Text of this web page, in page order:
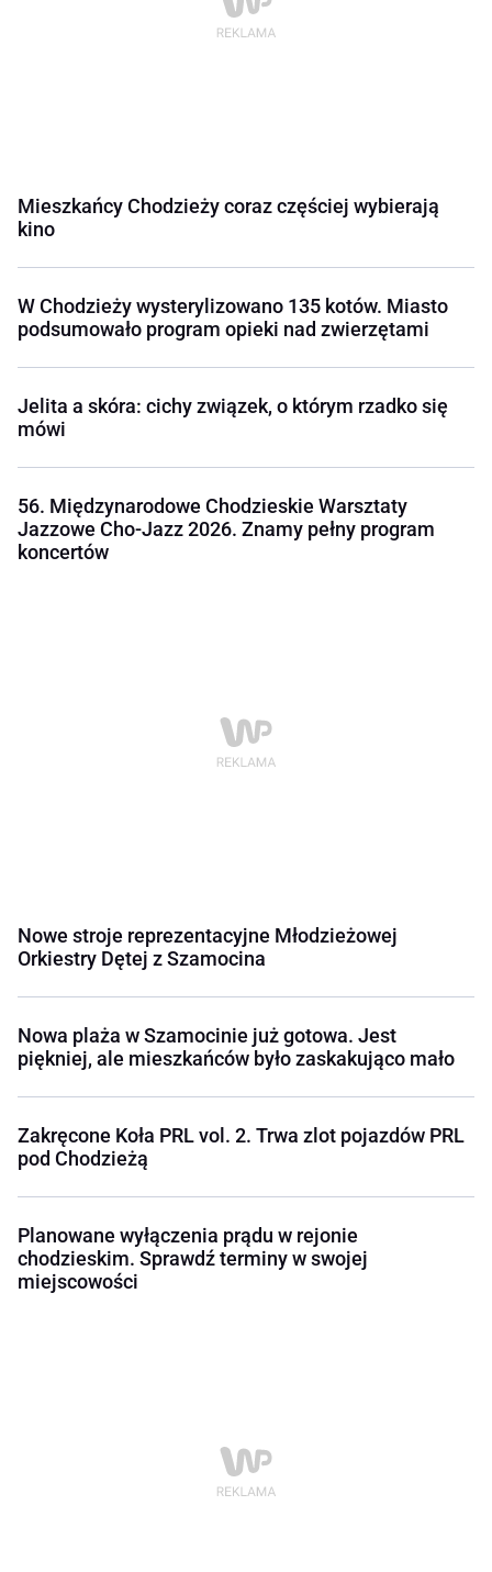
Mieszkańcy Chodzieży coraz częściej wybierają
kino
W Chodzieży wysterylizowano 135 kotów. Miasto
podsumowało program opieki nad zwierzętami
Jelita a skóra: cichy związek, o którym rzadko się
mówi
56. Międzynarodowe Chodzieskie Warsztaty
Jazzowe Cho-Jazz 2026. Znamy pełny program
koncertów
Nowe stroje reprezentacyjne Młodzieżowej
Orkiestry Dętej z Szamocina
Nowa plaża w Szamocinie już gotowa. Jest
piękniej, ale mieszkańców było zaskakująco mało
Zakręcone Koła PRL vol. 2. Trwa zlot pojazdów PRL
pod Chodzieżą
Planowane wyłączenia prądu w rejonie
chodzieskim. Sprawdź terminy w swojej
miejscowości